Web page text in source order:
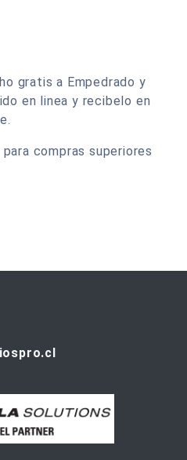
gratis a Empedrado y
en linea y recibelo en
compras superiores